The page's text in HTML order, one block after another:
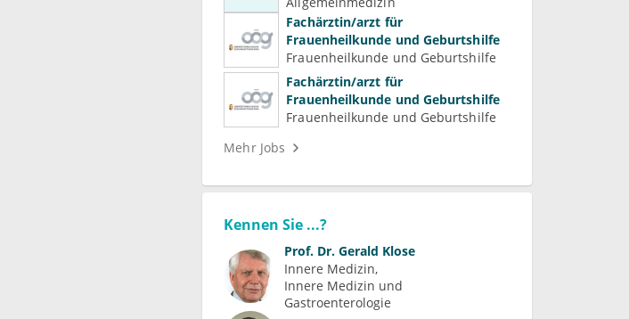
Psychiatrie und
Psychotherapeutische Medizin
Fachärztin/arzt für
Frauenheilkunde und Geburtshilfe
Frauenheilkunde und Geburtshilfe
Fachärztin/arzt für
Frauenheilkunde und Geburtshilfe
Frauenheilkunde und Geburtshilfe
Mehr Jobs
Kennen Sie ...?
Prof. Dr. Gerald Klose
Innere Medizin
Innere Medizin und
Gastroenterologie